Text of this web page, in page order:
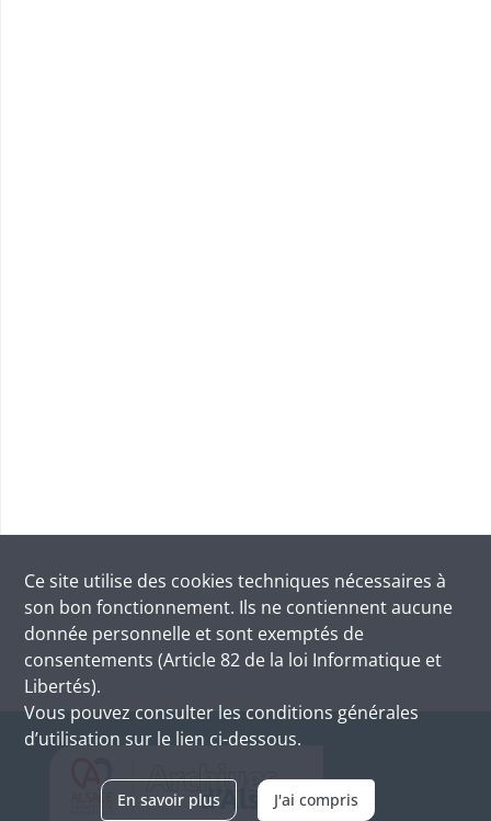
Ce site utilise des cookies techniques nécessaires à
son bon fonctionnement. Ils ne contiennent aucune
donnée personnelle et sont exemptés de
consentements (Article 82 de la loi Informatique et
Libertés).
Vous pouvez consulter les conditions générales
d’utilisation sur le lien ci-dessous.
En savoir plus J'ai compris